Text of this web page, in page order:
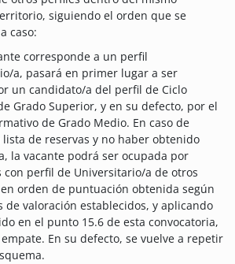
siguiendo el orden que se
caso:
corresponde a un perfil
a, pasará en primer lugar a ser
un candidato/a del perfil de Ciclo
Grado Superior, y en su defecto, por el
de Grado Medio. En caso de
lista de reservas y no haber obtenido
la vacante podrá ser ocupada por
con perfil de Universitario/a de otros
orden de puntuación obtenida según
de valoración establecidos, y aplicando
en el punto 15.6 de esta convocatoria,
En su defecto, se vuelve a repetir